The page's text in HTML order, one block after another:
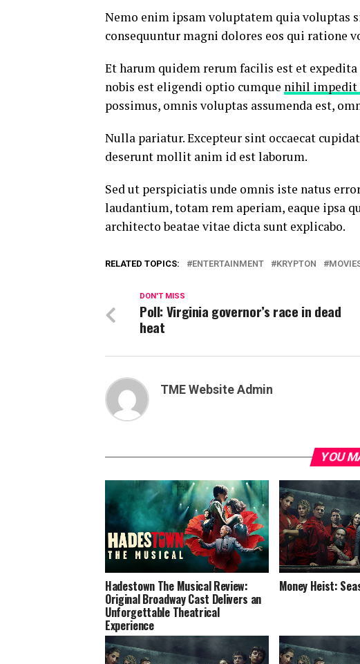
Nemo enim ipsam voluptatem quia voluptas
consequuntur magni dolores eos qui ratione
Et harum quidem rerum facilis est et
nobis est eligendi optio cumque nihil impedit
possimus, omnis voluptas assumenda est,
Nulla pariatur. Excepteur sint occaecat
deserunt mollit anim id est laborum.
Sed ut perspiciatis unde omnis iste natus
laudantium, totam rem aperiam, eaque ipsa
architecto beatae vitae dicta sunt explicabo.
RELATED TOPICS: ENTERTAINMENT KRYPTON
DON'T MISS
Poll: Virginia governor’s race in dead
heat
TME Website Admin
YOU
Hadestown The Musical Review:
Original Broadway Cast Delivers an
Unforgettable Theatrical
Experience
Money Heist: